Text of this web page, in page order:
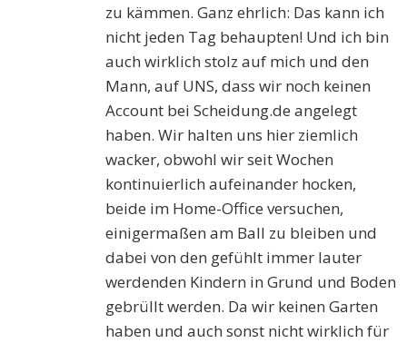
zu kämmen. Ganz ehrlich: Das kann ich
nicht jeden Tag behaupten! Und ich bin
auch wirklich stolz auf mich und den
Mann, auf UNS, dass wir noch keinen
Account bei Scheidung.de angelegt
haben. Wir halten uns hier ziemlich
wacker, obwohl wir seit Wochen
kontinuierlich aufeinander hocken,
beide im Home-Office versuchen,
einigermaßen am Ball zu bleiben und
dabei von den gefühlt immer lauter
werdenden Kindern in Grund und Boden
gebrüllt werden. Da wir keinen Garten
haben und auch sonst nicht wirklich für